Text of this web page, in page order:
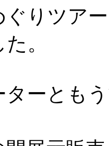
ぐりツア
。
ターとも